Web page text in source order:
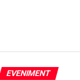
EVENIMENT